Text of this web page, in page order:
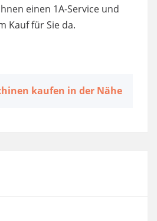
einen 1A-Service und
Kauf für Sie da.
kaufen in der Nähe